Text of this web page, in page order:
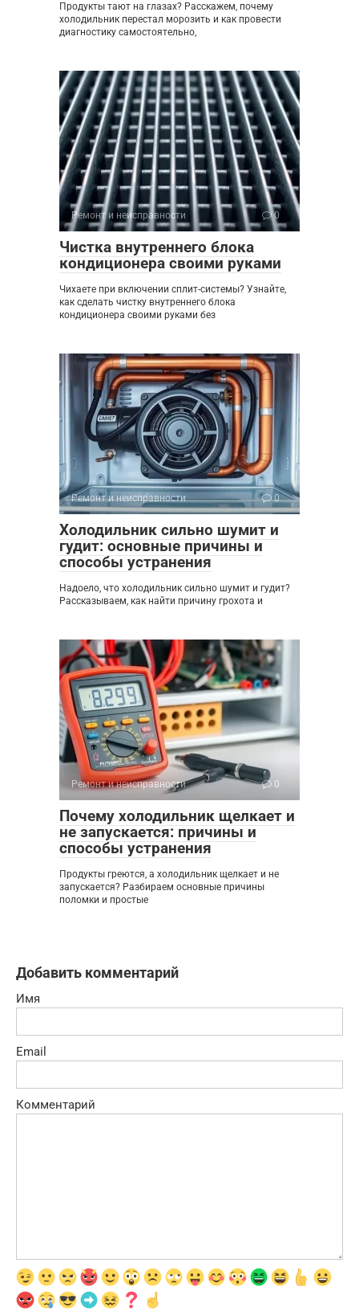
Продукты тают на глазах? Расскажем, почему
холодильник перестал морозить и как провести
диагностику самостоятельно,
Ремонт и неисправности 0
Чистка внутреннего блока
кондиционера своими руками
Чихаете при включении сплит-системы? Узнайте,
как сделать чистку внутреннего блока
кондиционера своими руками без
Ремонт и неисправности 0
Холодильник сильно шумит и
гудит: основные причины и
способы устранения
Надоело, что холодильник сильно шумит и гудит?
Рассказываем, как найти причину грохота и
Ремонт и неисправности 0
Почему холодильник щелкает и
не запускается: причины и
способы устранения
Продукты греются, а холодильник щелкает и не
запускается? Разбираем основные причины
поломки и простые
Добавить комментарий
Имя
Email
Комментарий